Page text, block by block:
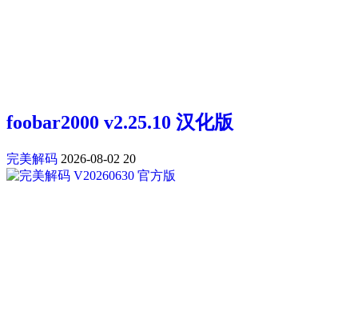
foobar2000 v2.25.10 汉化版
完美解码 2026-08-02 20